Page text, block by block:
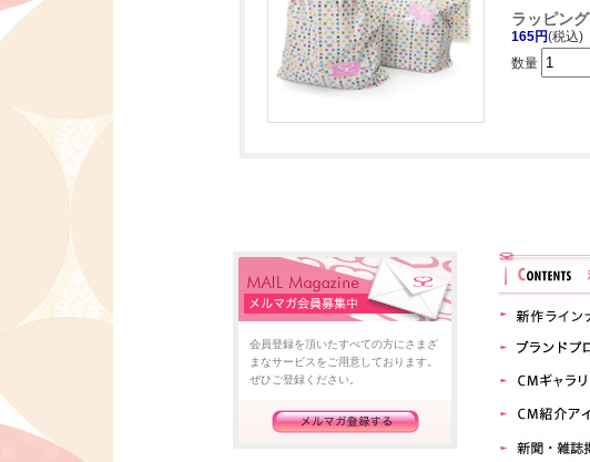
ラッピング
165円(税込)
数量
会員登録を頂いたすべての方にさまざ
まなサービスをご用意しております。
ぜひご登録ください。